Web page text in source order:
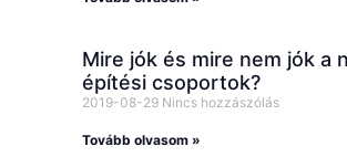
Mire jók és mire nem jók a
építési csoportok?
2019-08-29 Nincs hozzászólás
Tovább olvasom »